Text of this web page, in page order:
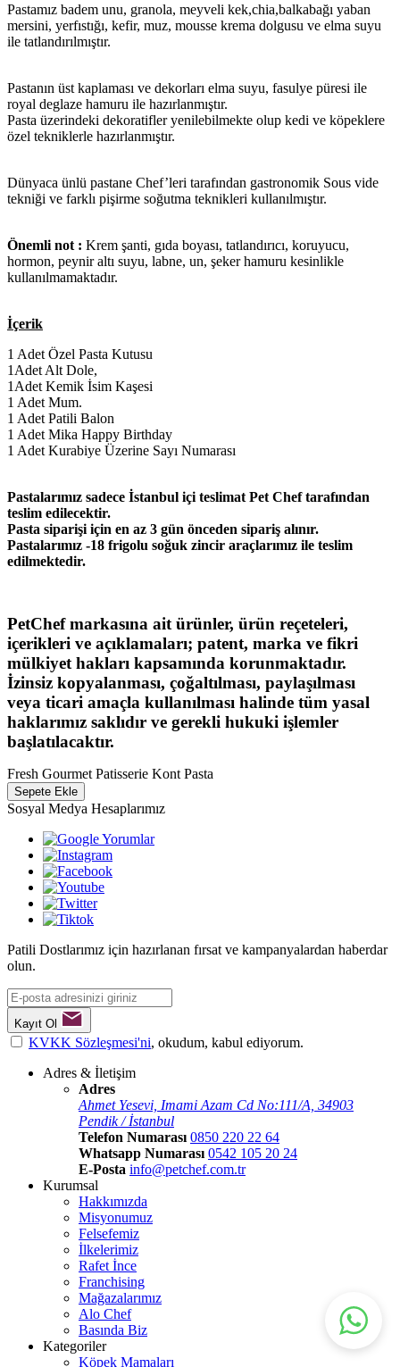
Pastamız badem unu, granola, meyveli kek,chia,balkabağı yaban
mersini, yerfıstığı, kefir, muz, mousse krema dolgusu ve elma suyu
ile tatlandırılmıştır.
Pastanın üst kaplaması ve dekorları elma suyu, fasulye püresi ile
royal deglaze hamuru ile hazırlanmıştır.
Pasta üzerindeki dekoratifler yenilebilmekte olup kedi ve köpeklere
özel tekniklerle hazırlanmıştır.
Dünyaca ünlü pastane Chef’leri tarafından gastronomik Sous vide
tekniği ve farklı pişirme soğutma teknikleri kullanılmıştır.
Önemli not : Krem şanti, gıda boyası, tatlandırıcı, koruyucu,
hormon, peynir altı suyu, labne, un, şeker hamuru kesinlikle
kullanılmamaktadır.
İçerik
1 Adet Özel Pasta Kutusu
1Adet Alt Dole,
1Adet Kemik İsim Kaşesi
1 Adet Mum.
1 Adet Patili Balon
1 Adet Mika Happy Birthday
1 Adet Kurabiye Üzerine Sayı Numarası
Pastalarımız sadece İstanbul içi teslimat Pet Chef tarafından
teslim edilecektir.
Pasta siparişi için en az 3 gün önceden sipariş alınır.
Pastalarımız -18 frigolu soğuk zincir araçlarımız ile teslim
edilmektedir.
PetChef markasına ait ürünler, ürün reçeteleri,
içerikleri ve açıklamaları; patent, marka ve fikri
mülkiyet hakları kapsamında korunmaktadır.
İzinsiz kopyalanması, çoğaltılması, paylaşılması
veya ticari amaçla kullanılması halinde tüm yasal
haklarımız saklıdır ve gerekli hukuki işlemler
başlatılacaktır.
Fresh Gourmet Patisserie Kont Pasta
Sepete Ekle
Sosyal Medya Hesaplarımız
Patili Dostlarımız için hazırlanan fırsat ve kampanyalardan haberdar
olun.
Kayıt Ol
KVKK Sözleşmesi'ni, okudum, kabul ediyorum.
Adres & İletişim
Adres
Ahmet Yesevi, Imami Azam Cd No:111/A, 34903
Pendik / İstanbul
Telefon Numarası 0850 220 22 64
Whatsapp Numarası 0542 105 20 24
E-Posta info@petchef.com.tr
Kurumsal
Hakkımızda
Misyonumuz
Felsefemiz
İlkelerimiz
Rafet İnce
Franchising
Mağazalarımız
Alo Chef
Basında Biz
Kategoriler
Köpek Mamaları